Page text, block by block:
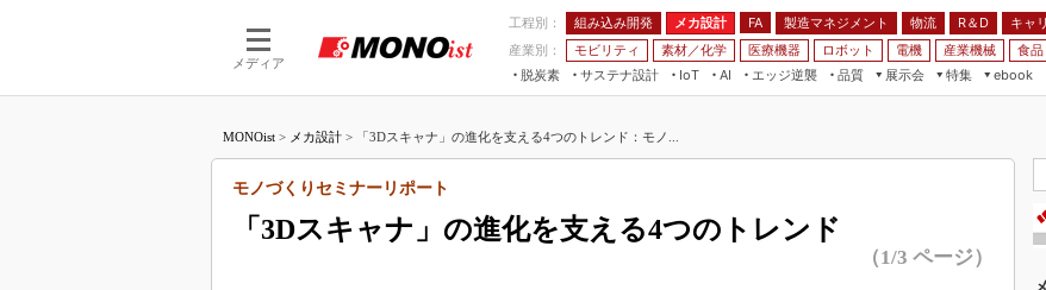
メディア
工程別： 組み込み開発 メカ設計 FA 製造マネジメント 物流 R＆D
キャ
産業別：
モビリティ 素材／化学 医療機器 ロボット 電機 産業機械 食
脱炭素
サステナ設計
IoT
つながる工場
AI
AI×設備保全
エッジ逆襲 品質
展示会
JIMTOF
IIFES
特集
ebook
MONOist > メカ設計 > 「3Dスキャナ」の進化を支える4つのトレンド：モノ...
「3Dスキャナ」の進化を支える4つのトレンド
モノづくりセミナーリポート
（1/3 ページ）